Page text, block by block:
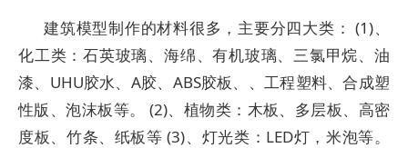
建筑模型制作的材料很多，主要分四大类： (1)、
化工类：石英玻璃、海绵、有机玻璃、三氯甲烷、油
漆、UHU胶水、A胶、ABS胶板、、工程塑料、合成塑
性版、泡沫板等。 (2)、植物类：木板、多层板、高密
度板、竹条、纸板等 (3)、灯光类：LED灯，米泡等。